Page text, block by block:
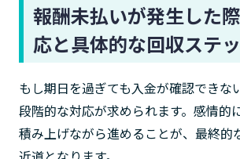
報酬未払いが発生した
応と具体的な回収ステ
もし期日を過ぎても入金が確認できな
段階的な対応が求められます。感情的
積み上げながら進めることが、最終的